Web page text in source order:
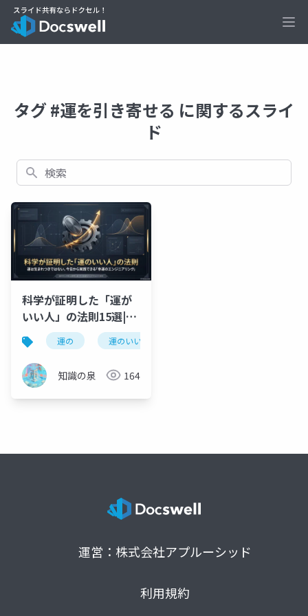
タグ #運を引き寄せる に関するスライ
ド
検索
科学が証明した「運が
いい人」の法則15選|今
日からできる幸運のエ
ンジニアリング
運の 運のいい日よ
知識の泉 164
運営：株式会社アプルーシッド
利用規約